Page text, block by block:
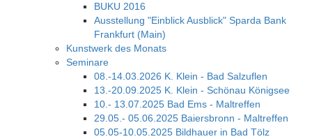
BUKU 2016
Ausstellung "Einblick Ausblick" Sparda Bank
Frankfurt (Main)
Kunstwerk des Monats
Seminare
08.-14.03.2026 K. Klein - Bad Salzuflen
13.-20.09.2025 K. Klein - Schönau Königsee
10.- 13.07.2025 Bad Ems - Maltreffen
29.05.- 05.06.2025 Baiersbronn - Maltreffen
05.05-10.05.2025 Bildhauer in Bad Tölz